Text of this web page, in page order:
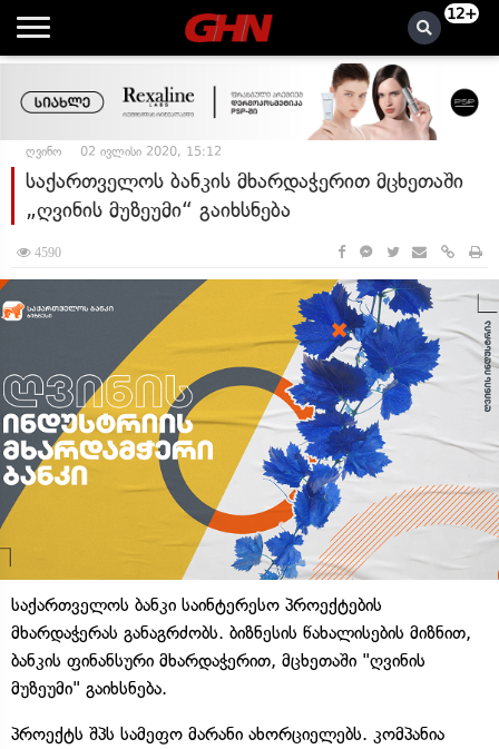
12+
ღვინო 02 ივლისი 2020, 15:12
საქართველოს ბანკის მხარდაჭერით მცხეთაში
„ღვინის მუზეუმი“ გაიხსნება
4590
საქართველოს ბანკი საინტერესო პროექტების
მხარდაჭერას განაგრძობს. ბიზნესის წახალისების მიზნით,
ბანკის ფინანსური მხარდაჭერით, მცხეთაში "ღვინის
მუზეუმი" გაიხსნება.
პროექტს შპს სამეფო მარანი ახორციელებს. კომპანია